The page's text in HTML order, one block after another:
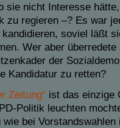
sie nicht Interesse
zu regieren –? Es war
soviel läßt
Wer aber
der
Kandidatur zu retten?
Zeitung“ ist das einzige
Politik leuchten
bei